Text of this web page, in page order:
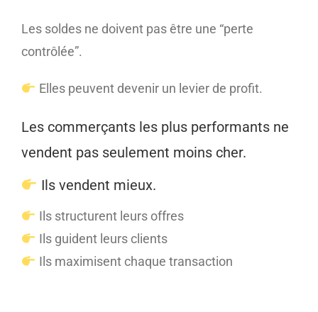
Les soldes ne doivent pas être une “perte
contrôlée”.
Elles peuvent devenir un levier de profit.
Les commerçants les plus performants ne
vendent pas seulement moins cher.
Ils vendent mieux.
Ils structurent leurs offres
Ils guident leurs clients
Ils maximisent chaque transaction